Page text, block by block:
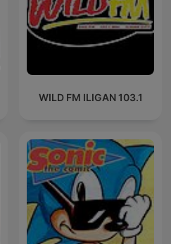
WILD FM ILIGAN 103.1